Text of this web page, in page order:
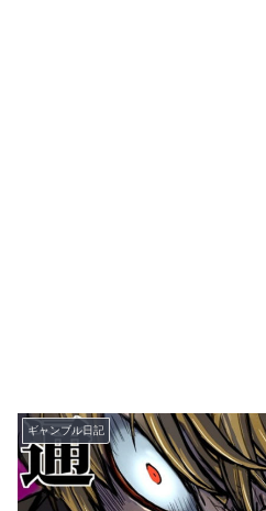
ギャンブル日記